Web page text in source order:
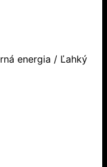
energia / Ľahký